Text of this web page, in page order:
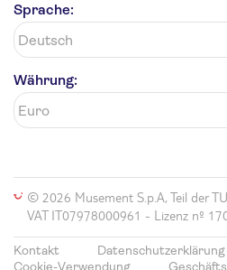
Sprache:
Währung:
© 2026 Musement S.p.A, Teil der
VAT IT07978000961 - Lizenz nº
Kontakt
Datenschutzerklärung
Cookie-Verwendung